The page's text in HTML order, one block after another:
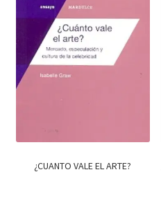
¿CUANTO VALE EL ARTE?